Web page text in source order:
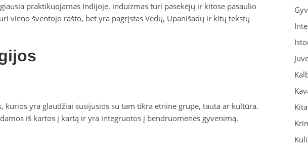
praktikuojamas Indijoje, induizmas turi pasekėjų ir kitose pasaulio
vieno šventojo rašto, bet yra pagrįstas Vedų, Upanišadų ir kitų tekstų
kurios yra glaudžiai susijusios su tam tikra etnine grupe, tauta ar kultūra.
iš kartos į kartą ir yra integruotos į bendruomenės gyvenimą.
Kita